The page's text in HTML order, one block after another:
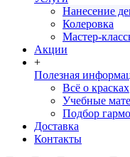
Нанесение
Колеровка
Мастер-
Акции
+
Полезная
Всё о красках
Учебные
Подбор
Доставка
Контакты